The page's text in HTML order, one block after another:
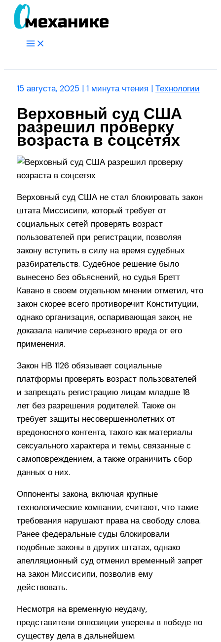
Перейти
Main
15 августа, 2025 |1 минута чтения |Технологии
Верховный суд США
разрешил проверку
возраста в соцсетях
Верховный суд США не стал блокировать закон
штата Миссисипи, который требует от
социальных сетей проверять возраст
пользователей при регистрации, позволяя
закону вступить в силу на время судебных
разбирательств. Судебное решение было
вынесено без объяснений, но судья Бретт
Кавано в своем отдельном мнении отметил, что
закон скорее всего противоречит Конституции,
однако организация, оспаривающая закон, не
доказала наличие серьезного вреда от его
применения.
Закон HB 1126 обязывает социальные
платформы проверять возраст пользователей
и запрещать регистрацию лицам младше 18
лет без разрешения родителей. Также он
требует защиты несовершеннолетних от
вредоносного контента, такого как материалы
сексуального характера и темы, связанные с
самоповреждением, а также ограничить сбор
данных о них.
Оппоненты закона, включая крупные
технологические компании, считают, что такие
требования нарушают права на свободу слова.
Ранее федеральные суды блокировали
подобные законы в других штатах, однако
апелляционный суд отменил временный запрет
на закон Миссисипи, позволив ему
действовать.
Несмотря на временную неудачу,
представители оппозиции уверены в победе по
существу дела в дальнейшем.